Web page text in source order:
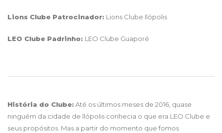
Lions Clube Patrocinador: Lions Clube Ilópolis
LEO Clube Padrinho: LEO Clube Guaporé
História do Clube:Até os últimos meses de 2016, quase
ninguém da cidade de llópolis conhecia o que era LEO Clube e
seus propósitos. Mas a partir do momento que fomos